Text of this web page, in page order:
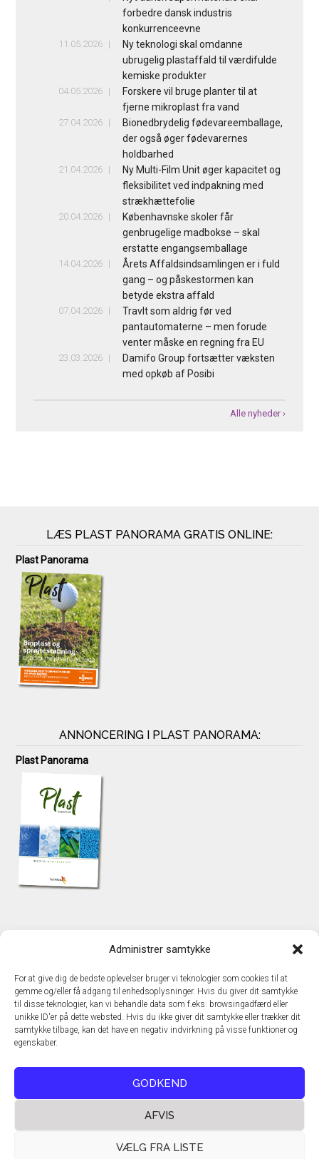
Administrer samtykke
For at give dig de bedste oplevelser bruger vi teknologier som cookies til at
gemme og/eller få adgang til enhedsoplysninger. Hvis du giver dit samtykke
til disse teknologier, kan vi behandle data som f.eks. browsingadfærd eller
unikke ID'er på dette websted. Hvis du ikke giver dit samtykke eller trækker dit
samtykke tilbage, kan det have en negativ indvirkning på visse funktioner og
egenskaber.
GODKEND
AFVIS
VÆLG FRA LISTE
forbedre dansk industris
konkurrenceevne
11.05.2026
Ny teknologi skal omdanne
ubrugelig plastaffald til værdifulde
kemiske produkter
04.05.2026
Forskere vil bruge planter til at
fjerne mikroplast fra vand
27.04.2026
Bionedbrydelig fødevareemballage,
der også øger fødevarernes
holdbarhed
21.04.2026
Ny Multi-Film Unit øger kapacitet og
fleksibilitet ved indpakning med
strækhættefolie
20.04.2026
Københavnske skoler får
genbrugelige madbokse – skal
erstatte engangsemballage
14.04.2026
Årets Affaldsindsamlingen er i fuld
gang – og påskestormen kan
betyde ekstra affald
07.04.2026
Travlt som aldrig før ved
pantautomaterne – men forude
venter måske en regning fra EU
23.03.2026
Damifo Group fortsætter væksten
med opkøb af Posibi
Alle nyheder ›
LÆS PLAST PANORAMA GRATIS ONLINE:
Plast Panorama
ANNONCERING I PLAST PANORAMA:
Plast Panorama
TechMedia A/S
DK - 2600 Glostrup
www.techmedia.dk
Telefon: +45 43 24 26 28
E-mail:info@techmedia.dk